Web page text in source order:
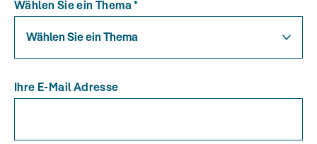
Wählen Sie ein Thema *
Wählen Sie ein Thema
Ihre E-Mail Adresse